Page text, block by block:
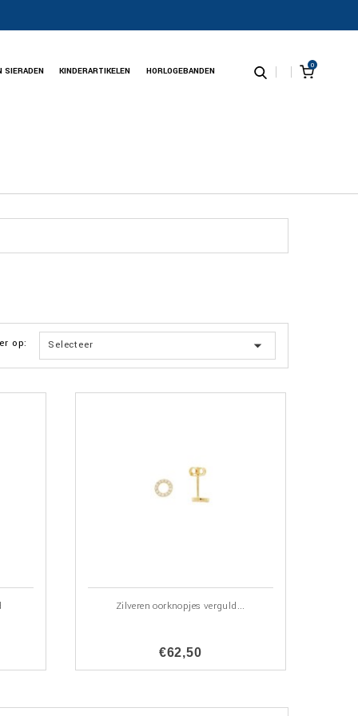
0
SIERADEN KINDERARTIKELEN HORLOGEBANDEN
op: Selecteer 
Zilveren oorknopjes verguld...
€62,50